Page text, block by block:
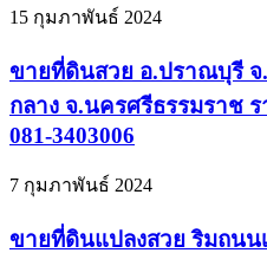
15 กุมภาพันธ์ 2024
ขายที่ดินสวย อ.ปราณบุรี
กลาง จ.นครศรีธรรมราช
081-3403006
7 กุมภาพันธ์ 2024
ขายที่ดินแปลงสวย ริมถนน